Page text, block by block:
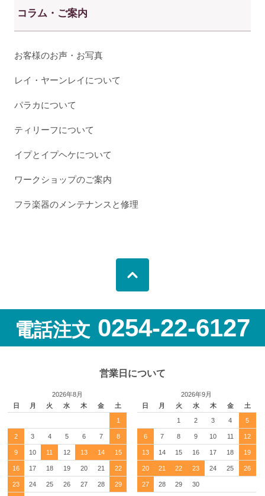
コラム・ご案内
お客様のお声・お写真
レイ・ヤーンレイについて
パラカについて
ティリーフについて
イプとイプヘケについて
ワークショップのご案内
フラ楽器のメンテナンスと修理
電話注文 0254-22-6127
営業日について
2026年8月
日
月 火 水 木 金 土
1
2 3 4 5 6 7 8
9 10 11 12 13 14 15
16 17 18 19 20 21 22
23 24 25 26 27 28 29
2026年9月
日
月 火 水 木 金 土
1 2 3 4 5
6 7 8 9 10 11 12
13 14 15 16 17 18 19
20 21 22 23 24 25 26
27 28 29 30